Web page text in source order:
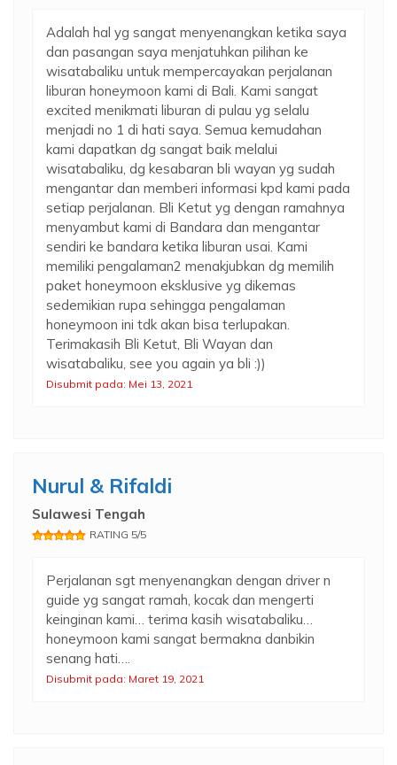
Adalah hal yg sangat menyenangkan ketika saya
dan pasangan saya menjatuhkan pilihan ke
wisatabaliku untuk mempercayakan perjalanan
liburan honeymoon kami di Bali. Kami sangat
excited menikmati liburan di pulau yg selalu
menjadi no 1 di hati saya. Semua kemudahan
kami dapatkan dg sangat baik melalui
wisatabaliku, dg kesabaran bli wayan yg sudah
mengantar dan memberi informasi kpd kami pada
setiap perjalanan. Bli Ketut yg dengan ramahnya
menyambut kami di Bandara dan mengantar
sendiri ke bandara ketika liburan usai. Kami
memiliki pengalaman2 menakjubkan dg memilih
paket honeymoon eksklusive yg dikemas
sedemikian rupa sehingga pengalaman
honeymoon ini tdk akan bisa terlupakan.
Terimakasih Bli Ketut, Bli Wayan dan
wisatabaliku, see you again ya bli :))
Disubmit pada: Mei 13, 2021
Nurul & Rifaldi
Sulawesi Tengah
RATING 5/5
Perjalanan sgt menyenangkan dengan driver n
guide yg sangat ramah, kocak dan mengerti
keinginan kami… terima kasih wisatabaliku…
honeymoon kami sangat bermakna danbikin
senang hati….
Disubmit pada: Maret 19, 2021